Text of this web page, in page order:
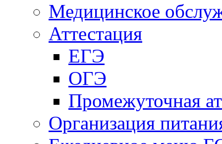
Медицинское
Аттестация
ЕГЭ
ОГЭ
Промежуточная
Организация